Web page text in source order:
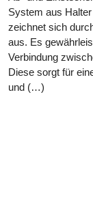
System aus
zeichnet sich
aus. Es
Verbindung
Diese sorgt für
und (…)